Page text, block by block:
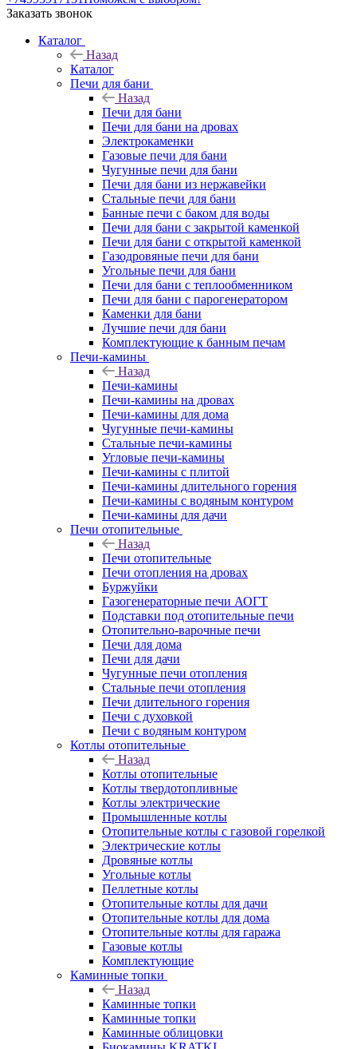
Заказать звонок
Каталог
Назад
Каталог
Печи для бани
Назад
Печи для бани
Печи для бани на дровах
Электрокаменки
Газовые печи для бани
Чугунные печи для бани
Печи для бани из нержавейки
Стальные печи для бани
Банные печи с баком для воды
Печи для бани с закрытой каменкой
Печи для бани с открытой каменкой
Газодровяные печи для бани
Угольные печи для бани
Печи для бани с теплообменником
Печи для бани с парогенератором
Каменки для бани
Лучшие печи для бани
Комплектующие к банным печам
Печи-камины
Назад
Печи-камины
Печи-камины на дровах
Печи-камины для дома
Чугунные печи-камины
Стальные печи-камины
Угловые печи-камины
Печи-камины с плитой
Печи-камины длительного горения
Печи-камины с водяным контуром
Печи-камины для дачи
Печи отопительные
Назад
Печи отопительные
Печи отопления на дровах
Буржуйки
Газогенераторные печи АОГТ
Подставки под отопительные печи
Отопительно-варочные печи
Печи для дома
Печи для дачи
Чугунные печи отопления
Стальные печи отопления
Печи длительного горения
Печи с духовкой
Печи с водяным контуром
Котлы отопительные
Назад
Котлы отопительные
Котлы твердотопливные
Котлы электрические
Промышленные котлы
Отопительные котлы с газовой горелкой
Электрические котлы
Дровяные котлы
Угольные котлы
Пеллетные котлы
Отопительные котлы для дачи
Отопительные котлы для дома
Отопительные котлы для гаража
Газовые котлы
Комплектующие
Каминные топки
Назад
Каминные топки
Каминные топки
Каминные облицовки